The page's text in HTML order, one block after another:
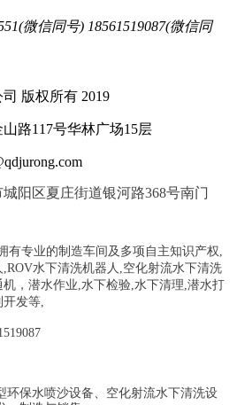
微信同号) 18561519087(微信同
版权所有 2019
路117号华林广场15层
阳区夏庄街道银河路368号南门
有专业的制造车间及多项自主知识产权,
水下清洗机器人,空化射流水下清洗
机 ， 潜水作业,水下检验,水下清理,潜水打
开发等,
环保水喷沙设备、空化射流水下清洗设